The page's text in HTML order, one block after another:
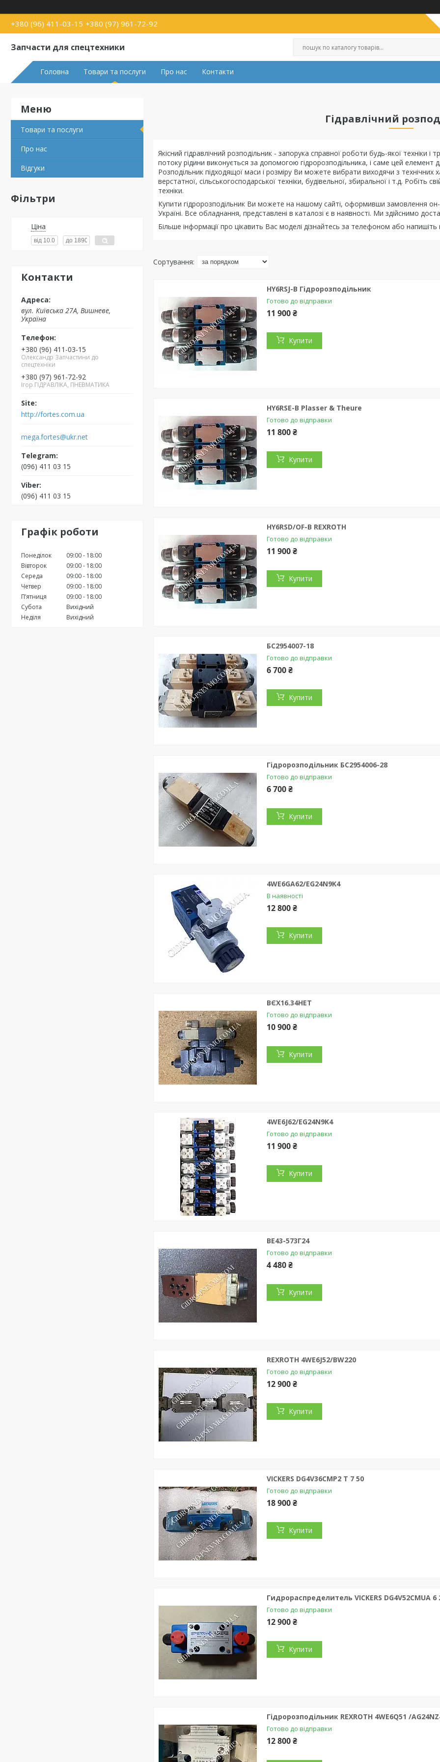
+380 (96) 411-03-15 +380 (97) 961-72-92
Запчасти для спецтехники
Головна Товари та послуги Про нас Контакти
Товари та послуги
Про нас
Відгуки
Фільтри
Ціна
Контакти
вул. Київська 27А, Вишневе,
Україна
+380 (96) 411-03-15
Олександр Запчастини до
спецтехніки
+380 (97) 961-72-92
Ігор ГІДРАВЛІКА, ПНЕВМАТИКА
http://fortes.com.ua
mega.fortes@ukr.net
(096) 411 03 15
(096) 411 03 15
Графік роботи
Понеділок 09:00
18:00
Вівторок
09:00
18:00
Середа
09:00
18:00
Четвер
09:00
18:00
Пʼятниця
09:00
18:00
Субота
Вихідний
Неділя
Вихідний
Гідравлічний
Якісний гідравлічний розподільник - запорука справної роботи будь-якої техніки
потоку рідини виконується за допомогою гідророзподільника, і саме цей елемент
Розподільник підходящої маси і розміру Ви можете вибрати виходячи з
верстатної, сільськогосподарської техніки, будівельної, збиральної і т.д. Робіть
техніки.
Купити гідророзподільник Ви можете на нашому сайті, оформивши замовлення
Україні. Все обладнання, представлені в каталозі є в наявності. Ми здійснимо
Більше інформації про цікавить Вас моделі дізнайтесь за телефоном або
HY6RSJ-B Гідророзподільник
Готово до відправки
11 900 ₴
Купити
HY6RSE-B Plasser & Theure
Готово до відправки
11 800 ₴
Купити
HY6RSD/OF-B REXROTH
Готово до відправки
11 900 ₴
Купити
БС2954007-18
Готово до відправки
6 700 ₴
Купити
Гідророзподільник БС2954006-28
Готово до відправки
6 700 ₴
Купити
4WE6GA62/EG24N9K4
В наявності
12 800 ₴
Купити
ВЄХ16.34НЕТ
Готово до відправки
10 900 ₴
Купити
4WE6J62/EG24N9K4
Готово до відправки
11 900 ₴
Купити
ВЕ43-573Г24
Готово до відправки
4 480 ₴
Купити
REXROTH 4WE6J52/BW220
Готово до відправки
12 900 ₴
Купити
VICKERS DG4V36CMP2 T 7 50
Готово до відправки
18 900 ₴
Купити
Гидрораспределитель VICKERS DG4V52CMUA 6
Готово до відправки
12 900 ₴
Купити
Гідророзподільник REXROTH 4WE6Q51 /
Готово до відправки
12 800 ₴